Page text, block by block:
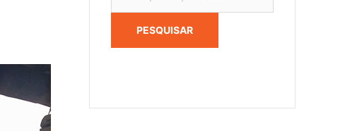
PESQUISAR